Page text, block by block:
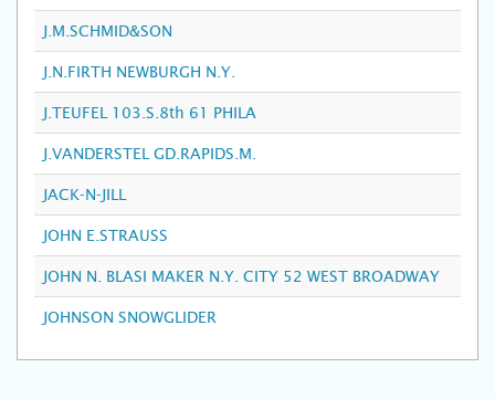
J.M.SCHMID&SON
J.N.FIRTH NEWBURGH N.Y.
J.TEUFEL 103.S.8th 61 PHILA
J.VANDERSTEL GD.RAPIDS.M.
JACK-N-JILL
JOHN E.STRAUSS
JOHN N. BLASI MAKER N.Y. CITY 52 WEST BROADWAY
JOHNSON SNOWGLIDER